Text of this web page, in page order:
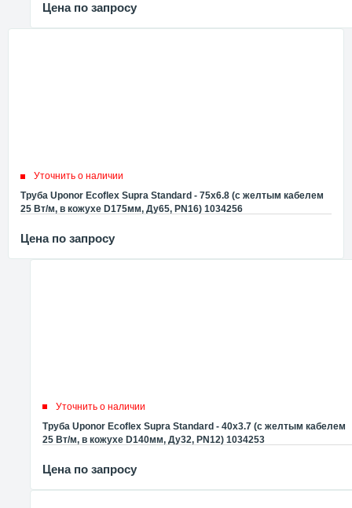
Цена по запросу
Уточнить о наличии
Труба Uponor Ecoflex Supra Standard - 75x6.8 (с желтым кабелем
25 Вт/м, в кожухе D175мм, Ду65, PN16) 1034256
Цена по запросу
Уточнить о наличии
Труба Uponor Ecoflex Supra Standard - 40x3.7 (с желтым кабелем
25 Вт/м, в кожухе D140мм, Ду32, PN12) 1034253
Цена по запросу